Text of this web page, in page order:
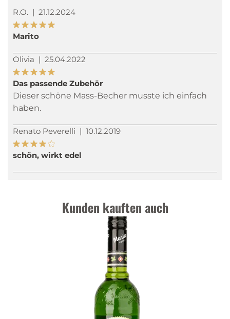
R.O. | 21.12.2024
Marito
Olivia | 25.04.2022
Das passende Zubehör
Dieser schöne Mass-Becher musste ich einfach
haben.
Renato Peverelli | 10.12.2019
schön, wirkt edel
Kunden kauften auch